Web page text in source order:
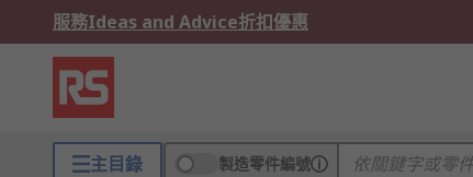
服務Ideas and Advice折扣優惠
主目錄 製造零件編號